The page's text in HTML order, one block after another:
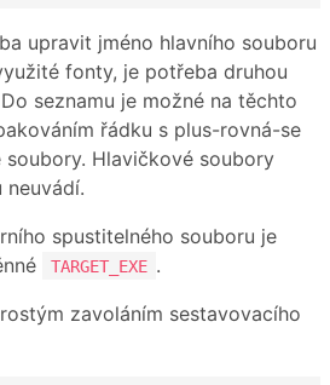
upravit jméno hlavního souboru
fonty, je potřeba druhou
seznamu je možné na těchto
řádku s plus-rovná-se
Hlavičkové soubory
neuvádí.
spustitelného souboru je
TARGET_EXE .
zavoláním sestavovacího